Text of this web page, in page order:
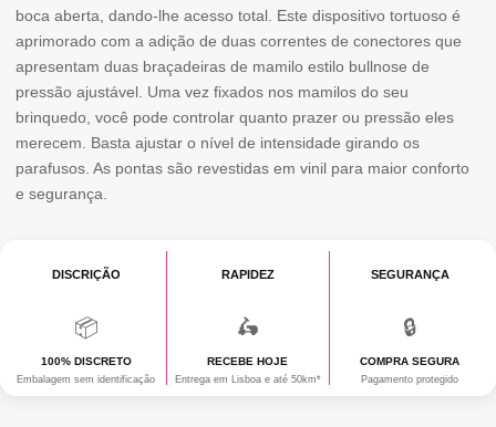
RING
+
NIPPLE
CLAMPS
boca aberta, dando-lhe acesso total. Este dispositivo tortuoso é
aprimorado com a adição de duas correntes de conectores que
apresentam duas braçadeiras de mamilo estilo bullnose de
pressão ajustável. Uma vez fixados nos mamilos do seu
brinquedo, você pode controlar quanto prazer ou pressão eles
merecem. Basta ajustar o nível de intensidade girando os
parafusos. As pontas são revestidas em vinil para maior conforto
e segurança.
DISCRIÇÃO
📦
100% DISCRETO
Embalagem sem identificação
RAPIDEZ
🛵
RECEBE HOJE
Entrega em Lisboa e até 50km*
SEGURANÇA
🔒
COMPRA SEGURA
Pagamento protegido